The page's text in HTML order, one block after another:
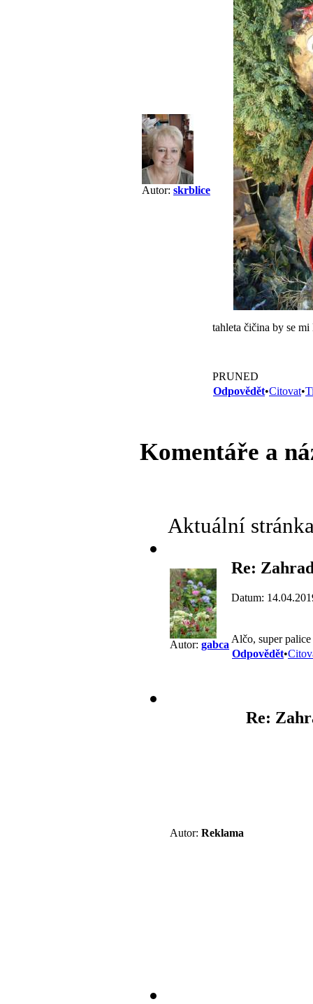
Autor: skrblice
tahleta čičina by se
PRUNED
Odpovědět•Citovat•
Komentáře a
Aktuální
Autor: gabca
Re:
Datum:
Alčo, super palice
Odpovědět•
Autor: Reklama
Re: